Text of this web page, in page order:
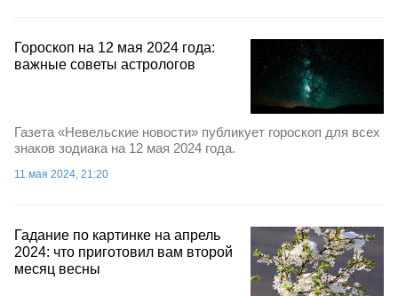
Гороскоп на 12 мая 2024 года:
важные советы астрологов
Газета «Невельские новости» публикует гороскоп для всех
знаков зодиака на 12 мая 2024 года.
11 мая 2024, 21:20
Гадание по картинке на апрель
2024: что приготовил вам второй
месяц весны